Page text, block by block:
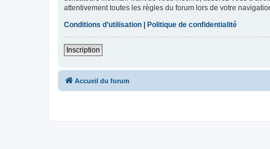
attentivement toutes les règles du forum lors de votre
Conditions d’utilisation | Politique de confidentialité
Inscription
Accueil du forum